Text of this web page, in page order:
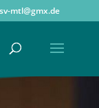
mtl@gmx.de